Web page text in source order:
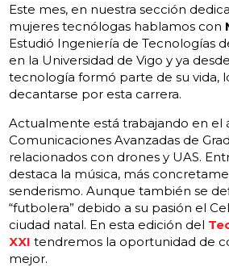
Este mes, en nuestra sección
mujeres tecnólogas hablamos con
Estudió Ingeniería de Tecnologías
en la Universidad de Vigo y ya
tecnología formó parte de su vida,
decantarse por esta carrera.
Actualmente está trabajando en el
Comunicaciones Avanzadas de
relacionados con drones y UAS.
destaca la música, más
senderismo. Aunque también se
“futbolera” debido a su pasión el
ciudad natal. En esta edición del
XXI tendremos la oportunidad de
mejor.